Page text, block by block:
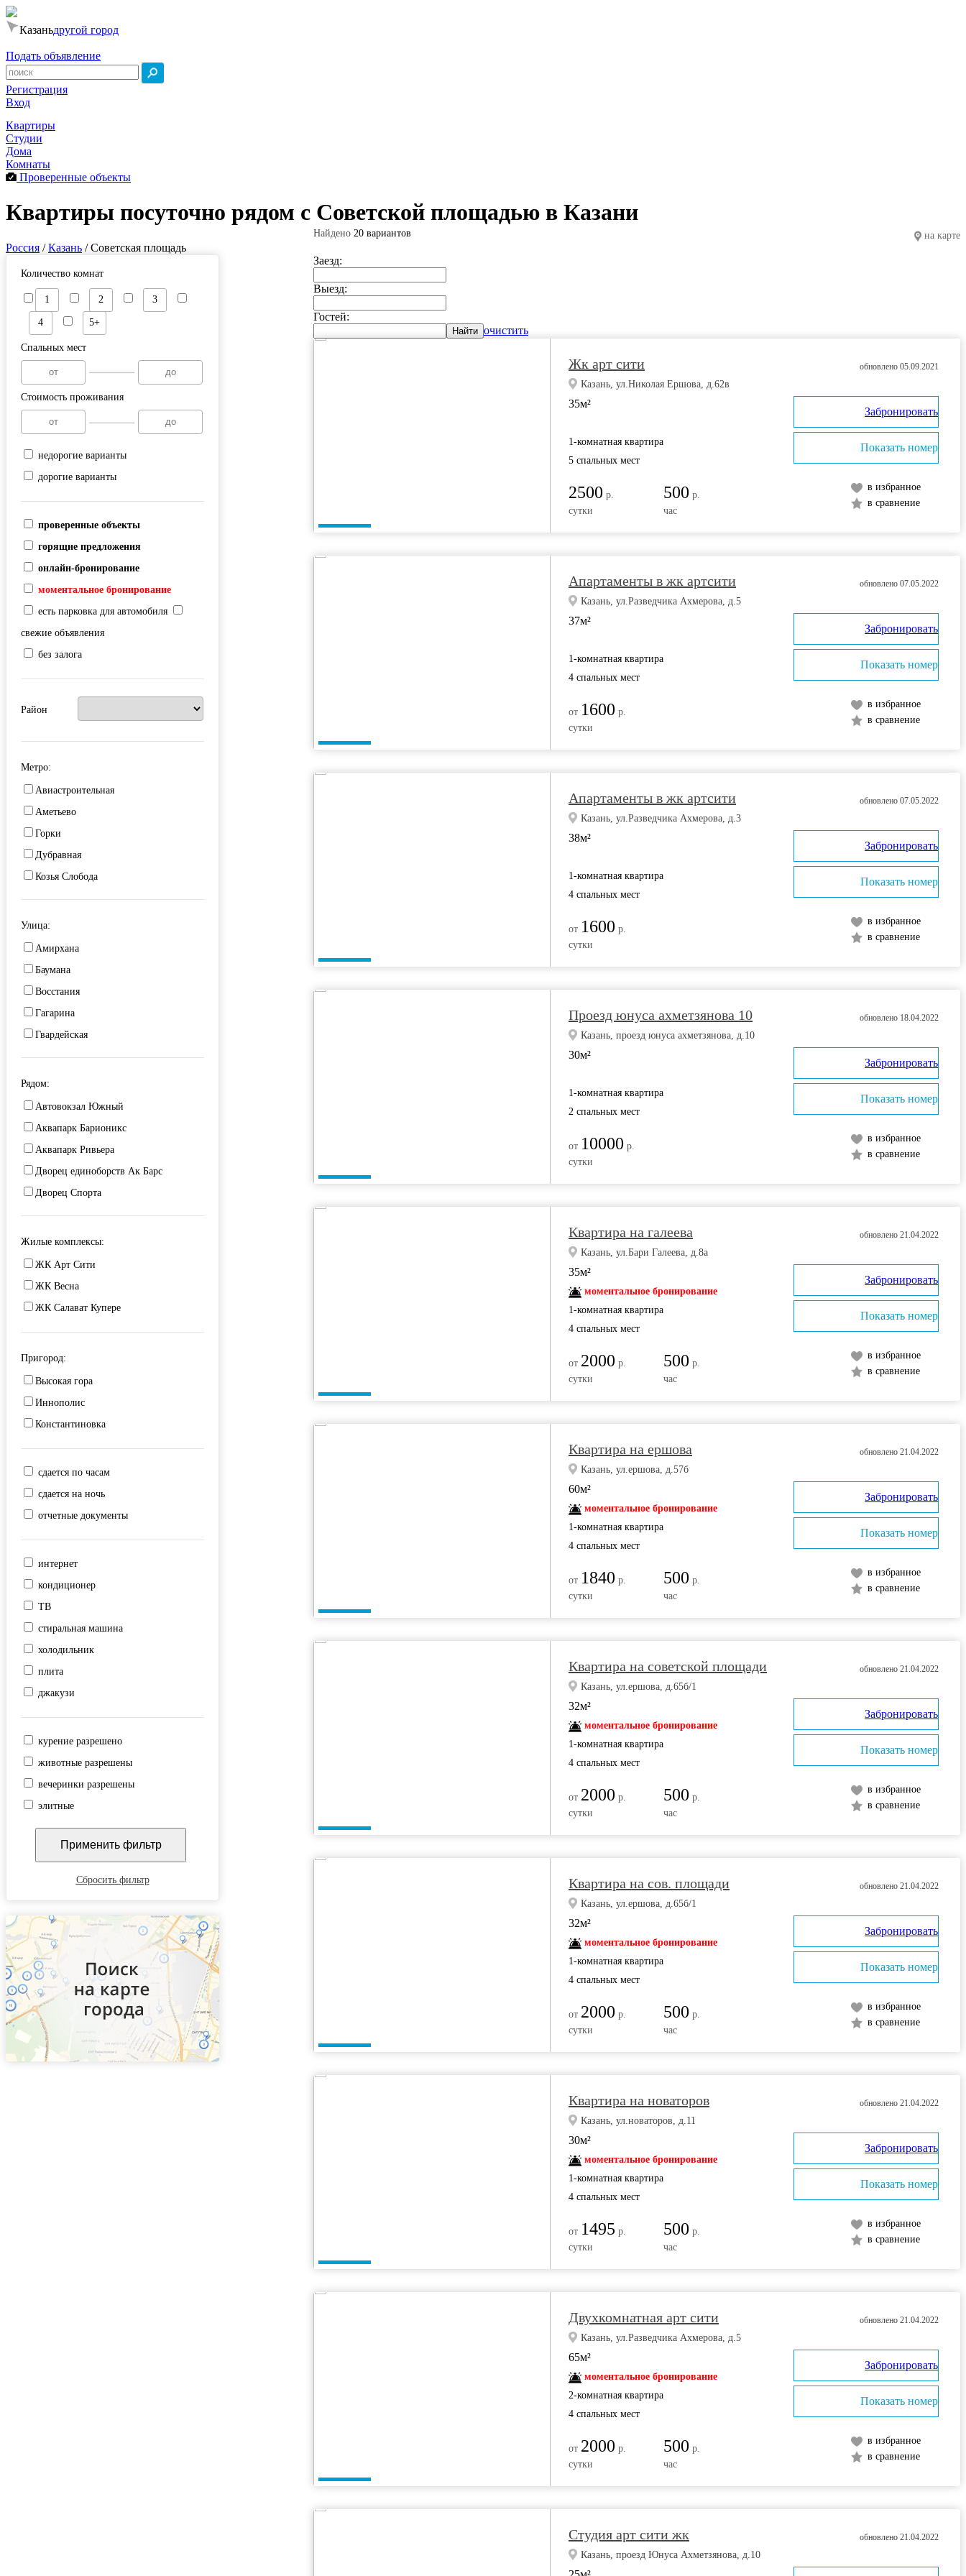
Казаньдругой город
Подать объявление
Регистрация
Вход
Квартиры
Студии
Дома
Комнаты
Проверенные объекты
Квартиры посуточно рядом с Советской площадью в Казани
Россия /Казань /Советская площадь
Заезд:
Выезд:
Гостей:
Найти очистить
на карте
Найдено 20 вариантов
Жк арт сити
Казань, ул.Николая Ершова, д.62в
35м²
1-комнатная квартира
5 спальных мест
2500 р.
сутки
500 р.
час
обновлено 05.09.2021
в избранное
в сравнение
Забронировать
Показать номер
Апартаменты в жк артсити
Казань, ул.Разведчика Ахмерова, д.5
37м²
1-комнатная квартира
4 спальных мест
от 1600 р.
сутки
обновлено 07.05.2022
в избранное
в сравнение
Забронировать
Показать номер
Апартаменты в жк артсити
Казань, ул.Разведчика Ахмерова, д.3
38м²
1-комнатная квартира
4 спальных мест
от 1600 р.
сутки
обновлено 07.05.2022
в избранное
в сравнение
Забронировать
Показать номер
Проезд юнуса ахметзянова 10
Казань, проезд юнуса ахметзянова, д.10
30м²
1-комнатная квартира
2 спальных мест
от 10000 р.
сутки
обновлено 18.04.2022
в избранное
в сравнение
Забронировать
Показать номер
Квартира на галеева
Казань, ул.Бари Галеева, д.8а
35м²
моментальное бронирование
1-комнатная квартира
4 спальных мест
от 2000 р.
сутки
500 р.
час
обновлено 21.04.2022
в избранное
в сравнение
Забронировать
Показать номер
Квартира на ершова
Казань, ул.ершова, д.57б
60м²
моментальное бронирование
1-комнатная квартира
4 спальных мест
от 1840 р.
сутки
500 р.
час
обновлено 21.04.2022
в избранное
в сравнение
Забронировать
Показать номер
Квартира на советской площади
Казань, ул.ершова, д.65б/1
32м²
моментальное бронирование
1-комнатная квартира
4 спальных мест
от 2000 р.
сутки
500 р.
час
обновлено 21.04.2022
в избранное
в сравнение
Забронировать
Показать номер
Квартира на сов. площади
Казань, ул.ершова, д.65б/1
32м²
моментальное бронирование
1-комнатная квартира
4 спальных мест
от 2000 р.
сутки
500 р.
час
обновлено 21.04.2022
в избранное
в сравнение
Забронировать
Показать номер
Квартира на новаторов
Казань, ул.новаторов, д.11
30м²
моментальное бронирование
1-комнатная квартира
4 спальных мест
от 1495 р.
сутки
500 р.
час
обновлено 21.04.2022
в избранное
в сравнение
Забронировать
Показать номер
Двухкомнатная арт сити
Казань, ул.Разведчика Ахмерова, д.5
65м²
моментальное бронирование
2-комнатная квартира
4 спальных мест
от 2000 р.
сутки
500 р.
час
обновлено 21.04.2022
в избранное
в сравнение
Забронировать
Показать номер
Студия арт сити жк
Казань, проезд Юнуса Ахметзянова, д.10
обновлено 21.04.2022
Количество комнат
1 2 3
4 5+
Спальных мест
Стоимость проживания
недорогие варианты
дорогие варианты
проверенные объекты
горящие предложения
онлайн-бронирование
моментальное бронирование
есть парковка для автомобиля
свежие объявления
без залога
Район
Метро:
Авиастроительная
Аметьево
Горки
Дубравная
Козья Слобода
Кремлевская
Улица:
Амирхана
Баумана
Восстания
Гагарина
Гвардейская
Декабристов
Чистопольская
Рядом:
Автовокзал Южный
Аквапарк Барионикс
Аквапарк Ривьера
Дворец единоборств Ак Барс
Дворец Спорта
ДРКБ
озеро Нижний Кабан
парк Тысячелетия
РКБ
Северный ЖД вокзал
СК Баскет-холл
Советская площадь
Старый ЖД вокзал
Татнефть Арена
ТЦ Кольцо
улица Баумана
Жилые комплексы:
ЖК Арт Сити
ЖК Весна
ЖК Салават Купере
Пригород:
Высокая гора
Иннополис
Константиновка
сдается по часам
сдается на ночь
отчетные документы
интернет
кондиционер
ТВ
стиральная машина
холодильник
плита
джакузи
курение разрешено
животные разрешены
вечеринки разрешены
элитные
Сбросить фильтр